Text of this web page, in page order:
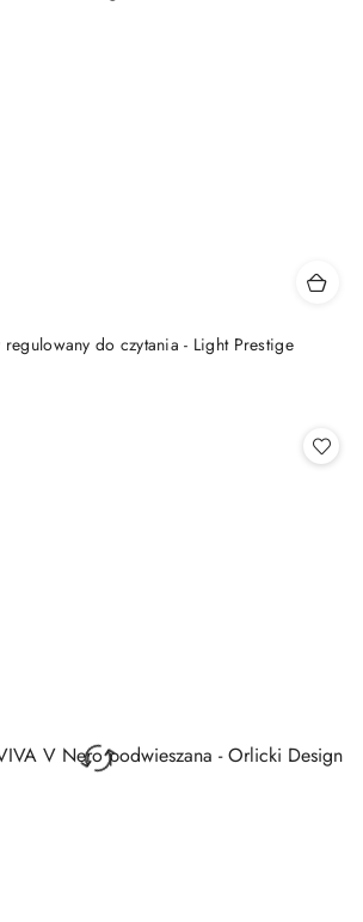
regulowany do czytania - Light Prestige